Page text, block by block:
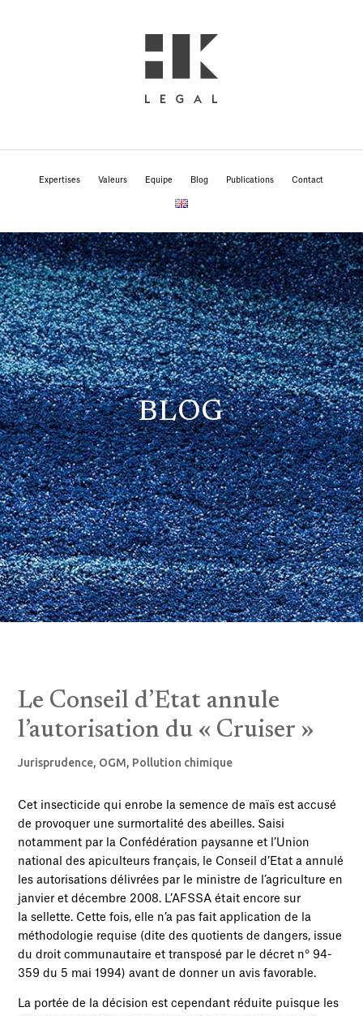
Expertises Valeurs Equipe Blog Publications Contact
BLOG
Le Conseil d’Etat annule
l’autorisation du « Cruiser »
Jurisprudence, OGM, Pollution chimique
Cet insecticide qui enrobe la semence de maïs est accusé
de provoquer une surmortalité des abeilles. Saisi
notamment par la Confédération paysanne et l’Union
national des apiculteurs français, le Conseil d’Etat a annulé
les autorisations délivrées par le ministre de l’agriculture en
janvier et décembre 2008. L’AFSSA était encore sur
la sellette. Cette fois, elle n’a pas fait application de la
méthodologie requise (dite des quotients de dangers, issue
du droit communautaire et transposé par le décret n° 94-
359 du 5 mai 1994) avant de donner un avis favorable.
La portée de la décision est cependant réduite puisque les